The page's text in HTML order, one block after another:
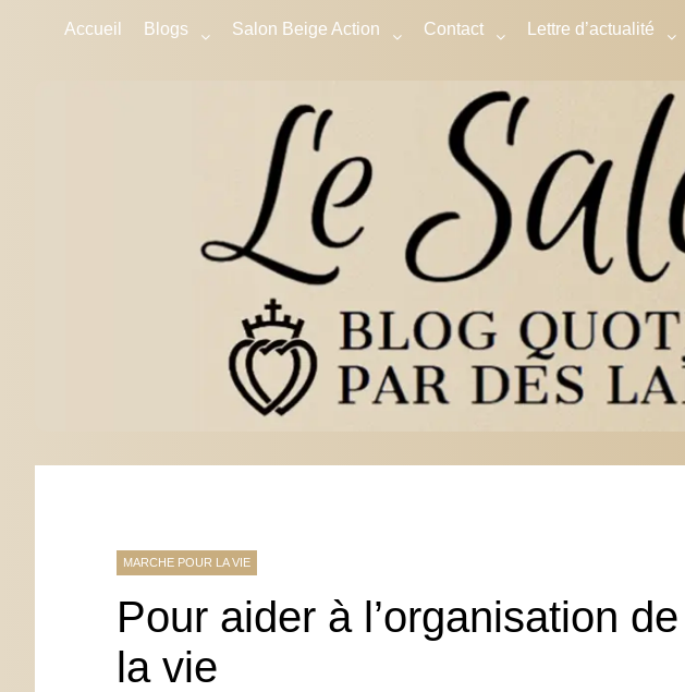
Accueil Blogs Salon Beige Action Contact Lettre d’actualité
MARCHE POUR LA VIE
Pour aider à l’organisation
la vie